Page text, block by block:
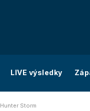
LIVE výsledky
Hunter Storm